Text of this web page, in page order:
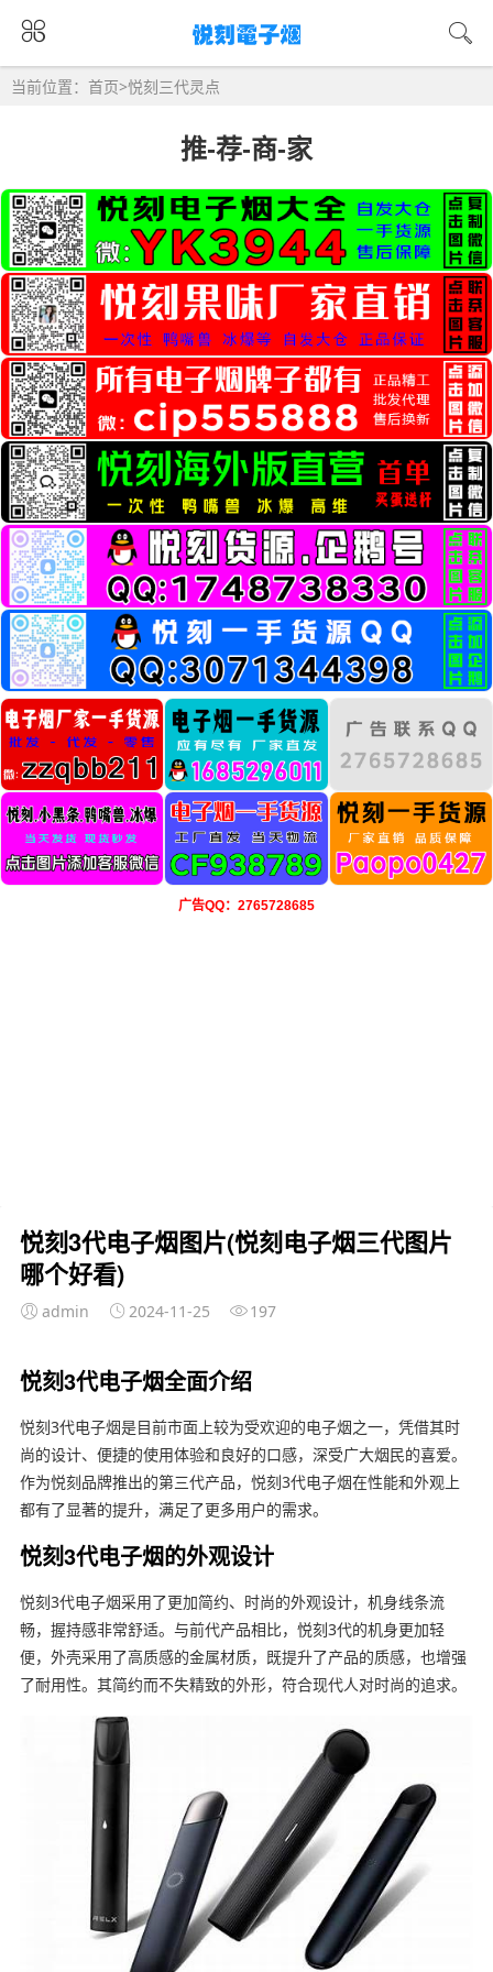
当前位置： 首页>悦刻三代灵点
悦刻3代电子烟图片(悦刻电子烟三代图片
哪个好看)
admin 2024-11-25 197
悦刻3代电子烟全面介绍
悦刻3代电子烟是目前市面上较为受欢迎的电子烟之一，凭借其时
尚的设计、便捷的使用体验和良好的口感，深受广大烟民的喜爱。
作为悦刻品牌推出的第三代产品，悦刻3代电子烟在性能和外观上
都有了显著的提升，满足了更多用户的需求。
悦刻3代电子烟的外观设计
悦刻3代电子烟采用了更加简约、时尚的外观设计，机身线条流
畅，握持感非常舒适。与前代产品相比，悦刻3代的机身更加轻
便，外壳采用了高质感的金属材质，既提升了产品的质感，也增强
了耐用性。其简约而不失精致的外形，符合现代人对时尚的追求。